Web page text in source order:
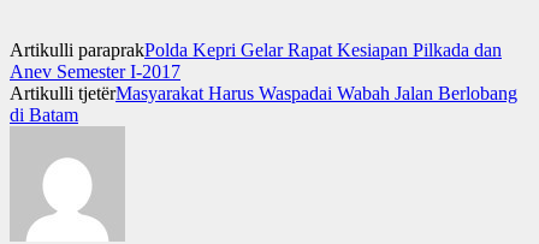
Artikulli paraprakPolda Kepri Gelar Rapat Kesiapan Pilkada dan
Anev Semester I-2017
Artikulli tjetërMasyarakat Harus Waspadai Wabah Jalan Berlobang
di Batam